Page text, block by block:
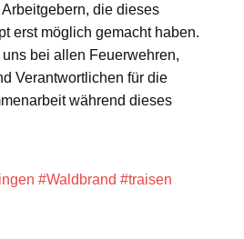
die dieses
erst möglich gemacht haben.
bei allen Feuerwehren,
Verantwortlichen für die
während dieses
#Waldbrand #traisen